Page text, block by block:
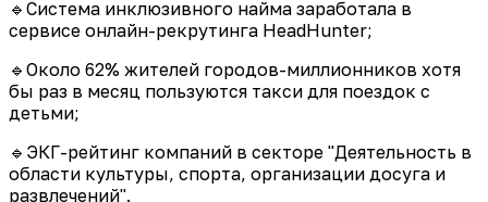
🔹Система инклюзивного найма заработала в
сервисе онлайн-рекрутинга HeadHunter;
🔹Около 62% жителей городов-миллионников хотя
бы раз в месяц пользуются такси для поездок с
детьми;
🔹ЭКГ-рейтинг компаний в секторе "Деятельность в
области культуры, спорта, организации досуга и
развлечений".